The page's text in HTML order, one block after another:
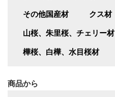
その他国産材 クス材
山桜、朱里桜、チェリー材
樺桜、白樺、水目桜材
商品から